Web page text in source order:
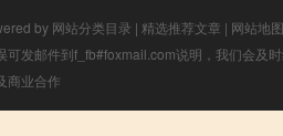
by 网站分类目录 | 精选推荐文章 | 网站地图
发邮件到f_fb#foxmail.com说明，我们会及
商业合作